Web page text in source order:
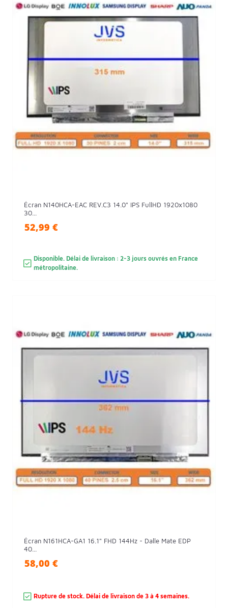
Écran N140HCA-EAC REV.C3 14.0" IPS FullHD 1920x1080
30...
52,99 €
Disponible. Délai de livraison : 2-3 jours ouvrés en France
métropolitaine.
Écran N161HCA-GA1 16.1" FHD 144Hz - Dalle Mate EDP
40...
58,00 €
Rupture de stock. Délai de livraison de 3 à 4 semaines.